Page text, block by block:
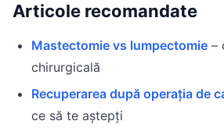
Articole recomandate
Mastectomie vs lumpectomie –
chirurgicală
Recuperarea după operația de
ce să te aștepți